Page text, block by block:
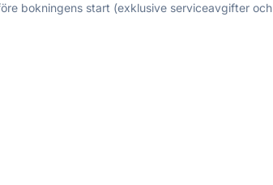
bokningens start (exklusive serviceavgifter och